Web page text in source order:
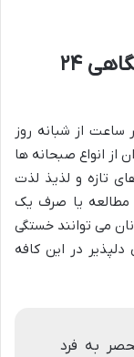
کافه دورکاریا (Dorcaria): پناهگاهی ۲۴
خود، در هر ساعت از شبانه روز
از انواع صبحانه ها
تازه و لذیذ لذت
مطالعه یا صرف یک
می توانند خستگی
در این کافه
به فرد